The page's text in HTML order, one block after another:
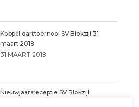
Koppel darttoernooi SV Blokzijl 31
maart 2018
31 MAART 2018
Nieuwjaarsreceptie SV Blokzijl